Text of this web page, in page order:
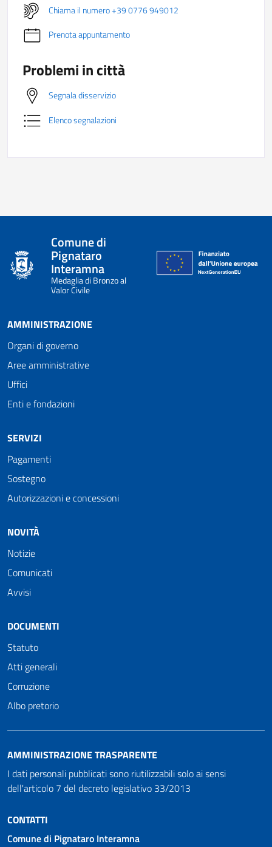
Chiama il numero +39 0776 949012
Prenota appuntamento
Problemi in città
Segnala disservizio
Elenco segnalazioni
Comune di
Pignataro
Interamna
Medaglia di Bronzo al
Valor Civile
AMMINISTRAZIONE
Organi di governo
Aree amministrative
Uffici
Enti e fondazioni
SERVIZI
Pagamenti
Sostegno
Autorizzazioni e concessioni
NOVITÀ
Notizie
Comunicati
Avvisi
DOCUMENTI
Statuto
Atti generali
Corruzione
Albo pretorio
AMMINISTRAZIONE TRASPARENTE
I dati personali pubblicati sono riutilizzabili solo ai sensi
dell'articolo 7 del decreto legislativo 33/2013
CONTATTI
Comune di Pignataro Interamna